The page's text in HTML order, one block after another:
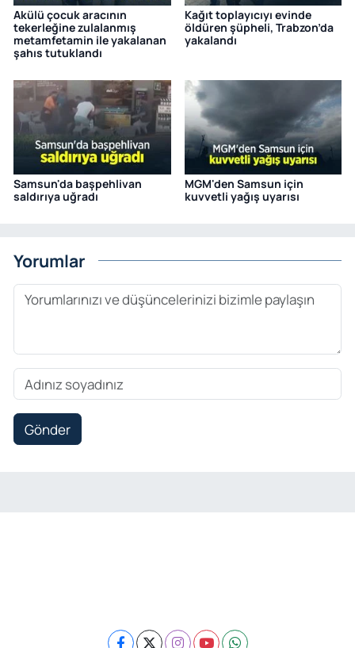
Akülü çocuk aracının
tekerleğine zulalanmış
metamfetamin ile yakalanan
şahıs tutuklandı
Kağıt toplayıcıyı evinde
öldüren şüpheli, Trabzon’da
yakalandı
Samsun'da başpehlivan
saldırıya uğradı
MGM'den Samsun için
kuvvetli yağış uyarısı
Yorumlar
Gönder